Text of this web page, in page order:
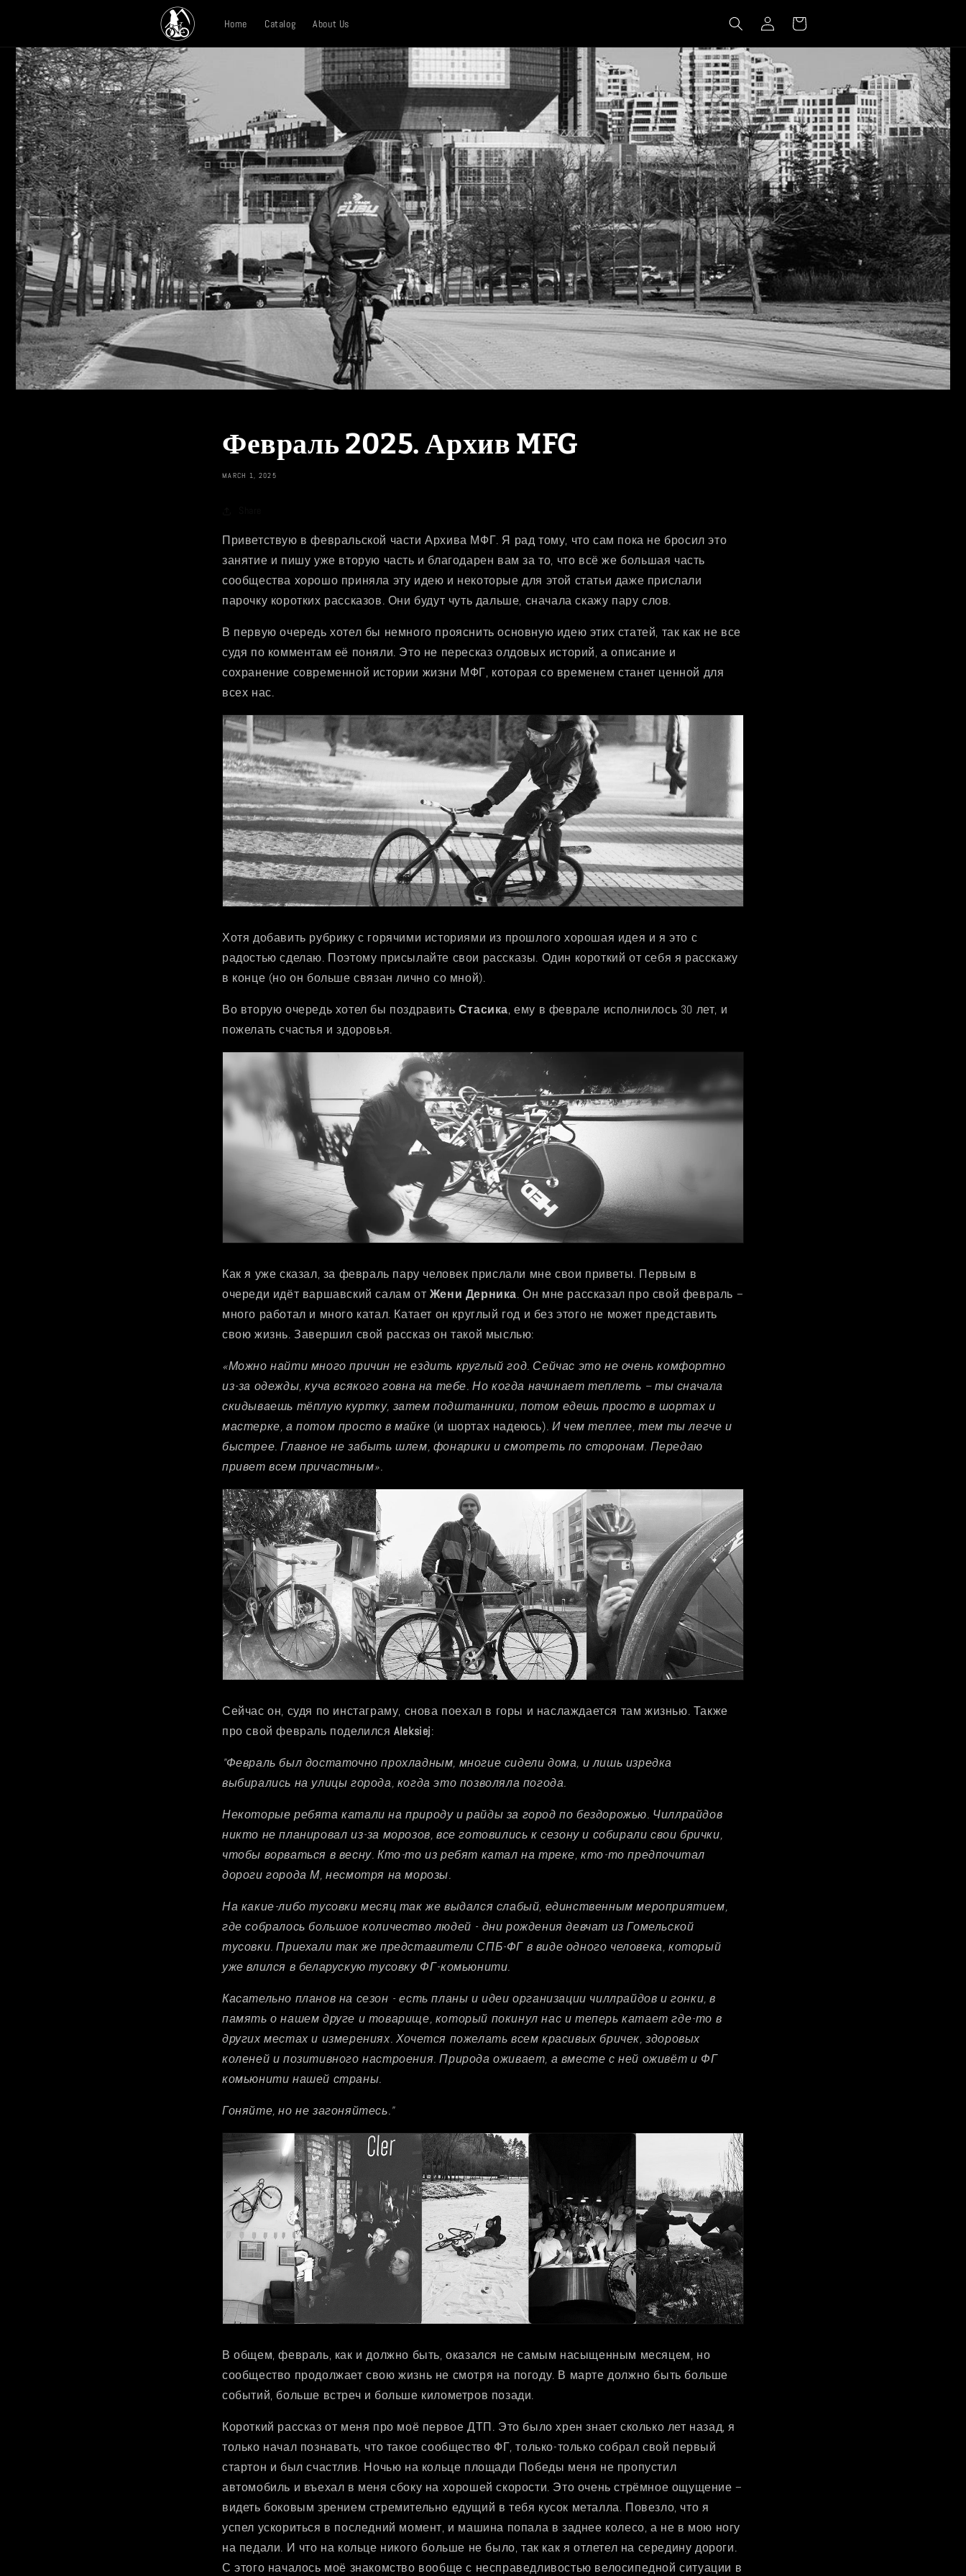
Home Catalog About Us
in
Cart
Февраль 2025. Архив MFG
MARCH 1, 2025
Приветствую в февральской части Архива МФГ. Я рад тому, что сам пока не бросил это
занятие и пишу уже вторую часть и благодарен вам за то, что всё же большая часть
сообщества хорошо приняла эту идею и некоторые для этой статьи даже прислали
парочку коротких рассказов. Они будут чуть дальше, сначала скажу пару слов.
В первую очередь хотел бы немного прояснить основную идею этих статей, так как не все
судя по комментам её поняли. Это не пересказ олдовых историй, а описание и
сохранение современной истории жизни МФГ, которая со временем станет ценной для
всех нас.
Хотя добавить рубрику с горячими историями из прошлого хорошая идея и я это с
радостью сделаю. Поэтому присылайте свои рассказы. Один короткий от себя я расскажу
в конце (но он больше связан лично со мной).
Во вторую очередь хотел бы поздравить Стасика, ему в феврале исполнилось 30 лет, и
пожелать счастья и здоровья.
Как я уже сказал, за февраль пару человек прислали мне свои приветы. Первым в
очереди идёт варшавский салам от Жени Дерника. Он мне рассказал про свой февраль –
много работал и много катал. Катает он круглый год и без этого не может представить
свою жизнь. Завершил свой рассказ он такой мыслью:
«Можно найти много причин не ездить круглый год. Сейчас это не очень комфортно
из-за одежды, куча всякого говна на тебе. Но когда начинает теплеть – ты сначала
скидываешь тёплую куртку, затем подштанники, потом едешь просто в шортах и
мастерке, а потом просто в майке (и шортах надеюсь). И чем теплее, тем ты легче и
быстрее. Главное не забыть шлем, фонарики и смотреть по сторонам. Передаю
привет всем причастным».
Сейчас он, судя по инстаграму, снова поехал в горы и наслаждается там жизнью. Также
про свой февраль поделилсяAleksiej:
"Февраль был достаточно прохладным, многие сидели дома, и лишь изредка
выбирались на улицы города, когда это позволяла погода.
Некоторые ребята катали на природу и райды за город по бездорожью. Чиллрайдов
никто не планировал из-за морозов, все готовились к сезону и собирали свои брички,
чтобы ворваться в весну. Кто-то из ребят катал на треке, кто-то предпочитал
дороги города М, несмотря на морозы.
На какие-либо тусовки месяц так же выдался слабый, единственным мероприятием,
где собралось большое количество людей - дни рождения девчат из Гомельской
тусовки. Приехали так же представители СПБ-ФГ в виде одного человека, который
уже влился в беларускую тусовку ФГ-комьюнити.
Касательно планов на сезон - есть планы и идеи организации чиллрайдов и гонки, в
память о нашем друге и товарище, который покинул нас и теперь катает где-то в
других местах и измерениях. Хочется пожелать всем красивых бричек, здоровых
коленей и позитивного настроения. Природа оживает, а вместе с ней оживёт и ФГ
комьюнити нашей страны.
Гоняйте, но не загоняйтесь."
В общем, февраль, как и должно быть, оказался не самым насыщенным месяцем, но
сообщество продолжает свою жизнь не смотря на погоду. В марте должно быть больше
событий, больше встреч и больше километров позади.
Короткий рассказ от меня про моё первое ДТП. Это было хрен знает сколько лет назад, я
только начал познавать, что такое сообщество ФГ, только-только собрал свой первый
стартон и был счастлив. Ночью на кольце площади Победы меня не пропустил
автомобиль и въехал в меня сбоку на хорошей скорости. Это очень стрёмное ощущение –
видеть боковым зрением стремительно едущий в тебя кусок металла. Повезло, что я
успел ускориться в последний момент, и машина попала в заднее колесо, а не в мою ногу
на педали. И что на кольце никого больше не было, так как я отлетел на середину дороги.
С этого началось моё знакомство вообще с несправедливостью велосипедной ситуации в